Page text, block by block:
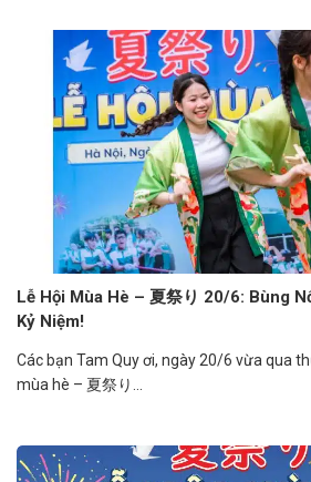
Lễ Hội Mùa Hè – 夏祭り 20/6: Bùng
Kỷ Niệm!
Các bạn Tam Quy ơi, ngày 20/6 vừa qua
mùa hè – 夏祭り...